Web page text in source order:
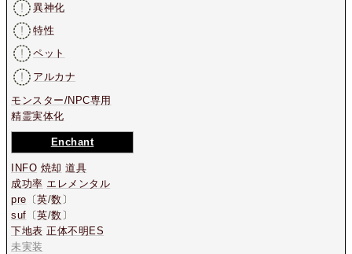
異神化
特性
ペット
アルカナ
モンスター/NPC専用
精霊実体化
Enchant
INFO 焼却 道具
成功率 エレメンタル
pre 〔英/数 〕
suf 〔英/数 〕
下地表 正体不明ES
未実装